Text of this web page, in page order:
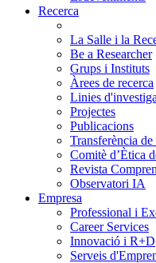
Recerca
La Salle i la
Be a Researcher
Grups i Instituts
Àrees de recerca
Linies
Projectes
Publicacions
Transferència
Comitè d’Ètica
Revista
Observatori IA
Empresa
Professional i
Career Services
Innovació i R+D
Serveis